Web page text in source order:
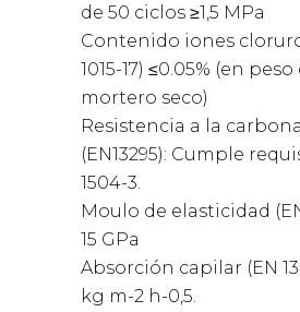
de 50 ciclos ≥1,5 MPa
Contenido iones
1015-17) ≤0.05% (en peso
mortero seco)
Resistencia a la
(EN13295): Cumple
1504-3.
Moulo de elasticidad
15 GPa
Absorción capilar (EN
kg m-2 h-0,5.